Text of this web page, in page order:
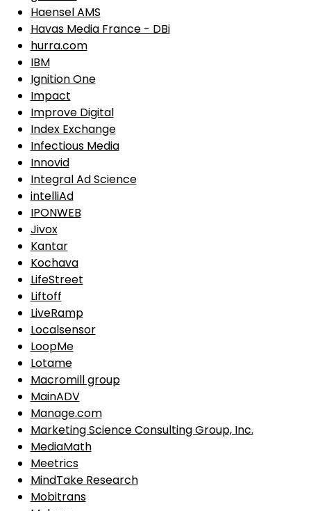
Haensel AMS
Havas Media France - DBi
hurra.com
IBM
Ignition One
Impact
Improve Digital
Index Exchange
Infectious Media
Innovid
Integral Ad Science
intelliAd
IPONWEB
Jivox
Kantar
Kochava
LifeStreet
Liftoff
LiveRamp
Localsensor
LoopMe
Lotame
Macromill group
MainADV
Manage.com
Marketing Science Consulting Group, Inc.
MediaMath
Meetrics
MindTake Research
Mobitrans